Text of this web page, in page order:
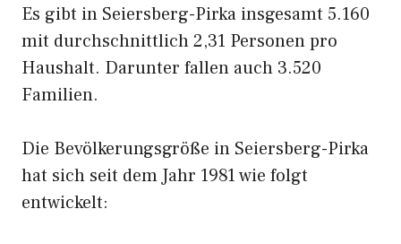
Es gibt in Seiersberg-Pirka insgesamt 5.160
mit durchschnittlich 2,31 Personen pro
Haushalt. Darunter fallen auch 3.520
Familien.
Die Bevölkerungsgröße in Seiersberg-Pirka
hat sich seit dem Jahr 1981 wie folgt
entwickelt: